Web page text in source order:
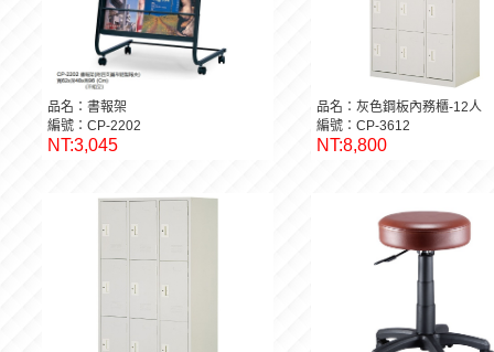
品名：書報架
編號：CP-2202
NT:3,045
品名：灰色鋼板內務櫃-12人
編號：CP-3612
NT:8,800